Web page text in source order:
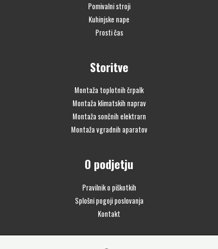
Pomivalni stroji
Kuhinjske nape
Prosti čas
Storitve
Montaža toplotnih črpalk
Montaža klimatskih naprav
Montaža sončnih elektrarn
Montaža vgradnih aparatov
O podjetju
Pravilnik o piškotkih
Splošni pogoji poslovanja
Kontakt